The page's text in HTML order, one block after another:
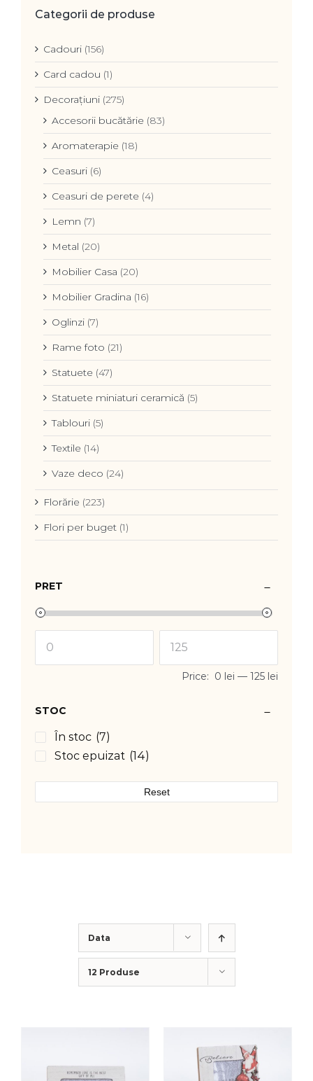
Data
12 Produse
Categorii de produse
Cadouri (156)
Card cadou (1)
Decorațiuni (275)
Accesorii bucătărie (83)
Aromaterapie (18)
Ceasuri (6)
Ceasuri de perete (4)
Lemn (7)
Metal (20)
Mobilier Casa (20)
Mobilier Gradina (16)
Oglinzi (7)
Rame foto (21)
Statuete (47)
Statuete miniaturi ceramică (5)
Tablouri (5)
Textile (14)
Vaze deco (24)
Florărie (223)
Flori per buget (1)
PRET
Price: 0 lei — 125 lei
STOC
În stoc (7)
Stoc epuizat (14)
Reset